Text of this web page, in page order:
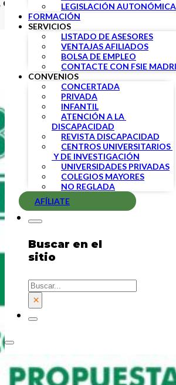
LEGISLACIÓN AUTONÓMICA
FORMACIÓN
SERVICIOS
LISTADO DE ASESORES
VENTAJAS AFILIADOS
BOLSA DE EMPLEO
CONTACTE CON FSIE
CONVENIOS
CONCERTADA
PRIVADA
INFANTIL
ATENCIÓN A LA
DISCAPACIDAD
REVISTA DISCAPACIDAD
CENTROS UNIVERSITARIOS
Y DE INVESTIGACIÓN
UNIVERSIDADES PRIVADAS
COLEGIOS MAYORES
NO REGLADA
AFÍLIATE
Buscar en el
sitio
Buscar
×